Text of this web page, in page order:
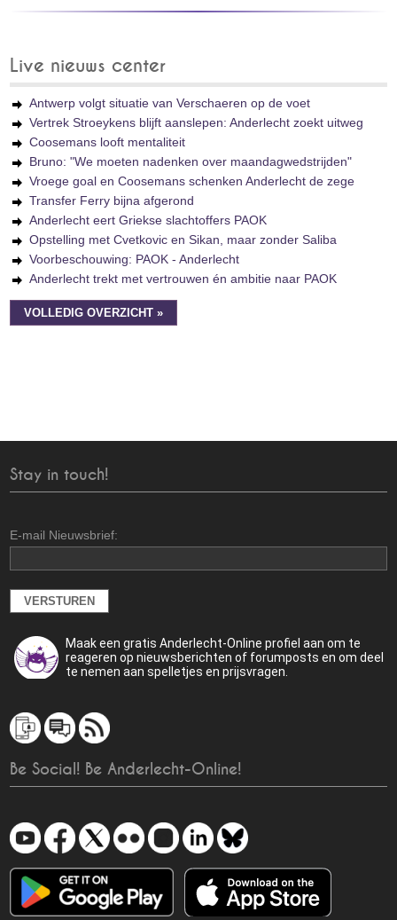
Live nieuws center
Antwerp volgt situatie van Verschaeren op de voet
Vertrek Stroeykens blijft aanslepen: Anderlecht zoekt uitweg
Coosemans looft mentaliteit
Bruno: "We moeten nadenken over maandagwedstrijden"
Vroege goal en Coosemans schenken Anderlecht de zege
Transfer Ferry bijna afgerond
Anderlecht eert Griekse slachtoffers PAOK
Opstelling met Cvetkovic en Sikan, maar zonder Saliba
Voorbeschouwing: PAOK - Anderlecht
Anderlecht trekt met vertrouwen én ambitie naar PAOK
VOLLEDIG OVERZICHT »
Stay in touch!
E-mail Nieuwsbrief:
Maak een gratis Anderlecht-Online profiel aan om te
reageren op nieuwsberichten of forumposts en om deel
te nemen aan spelletjes en prijsvragen.
Be Social! Be Anderlecht-Online!